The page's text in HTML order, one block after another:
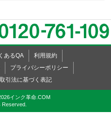
あるQA
利用規約
プライバシーポリシー
引法に基づく表記
インク革命.COM
Reserved.